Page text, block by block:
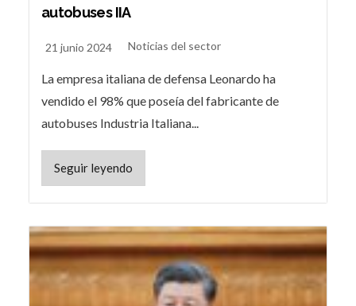
autobuses IIA
21 junio 2024 Noticias del sector
La empresa italiana de defensa Leonardo ha
vendido el 98% que poseía del fabricante de
autobuses Industria Italiana...
Seguir leyendo